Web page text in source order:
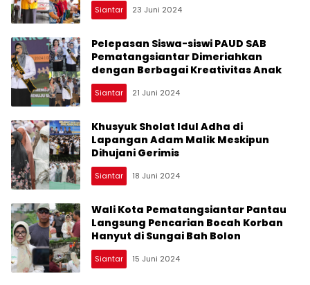
Siantar 23 Juni 2024
Pelepasan Siswa-siswi PAUD SAB
Pematangsiantar Dimeriahkan
dengan Berbagai Kreativitas Anak
Siantar 21 Juni 2024
Khusyuk Sholat Idul Adha di
Lapangan Adam Malik Meskipun
Dihujani Gerimis
Siantar 18 Juni 2024
Wali Kota Pematangsiantar Pantau
Langsung Pencarian Bocah Korban
Hanyut di Sungai Bah Bolon
Siantar 15 Juni 2024